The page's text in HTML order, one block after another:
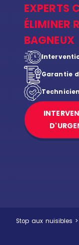
EXPERTS
ÉLIMINER
BAGNEUX
Garantie
Stop aux nuisibles >